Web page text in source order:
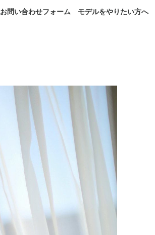
お問い合わせフォーム モデルをやりたい方へ